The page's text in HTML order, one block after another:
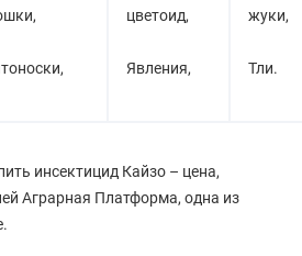
цветоид,
Явления,
жуки,
Тли.
инсектицид Кайзо – цена,
Аграрная Платформа, одна из